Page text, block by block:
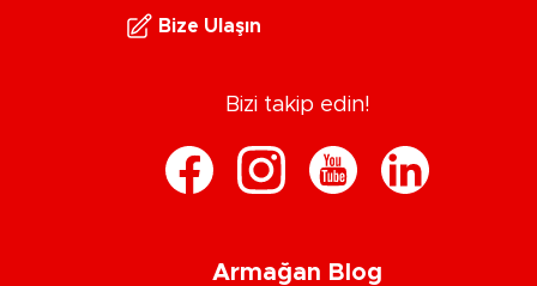
Bize Ulaşın
Bizi takip edin!
Armağan Blog